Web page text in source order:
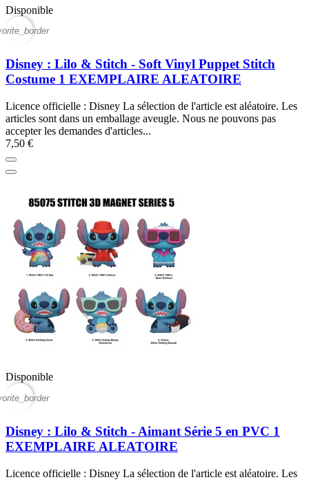
Disponible
Disney : Lilo & Stitch - Soft Vinyl Puppet Stitch
Costume 1 EXEMPLAIRE ALEATOIRE
Licence officielle : Disney La sélection de l'article est aléatoire. Les
articles sont dans un emballage aveugle. Nous ne pouvons pas
accepter les demandes d'articles...
7,50 €
Disponible
Disney : Lilo & Stitch - Aimant Série 5 en PVC 1
EXEMPLAIRE ALEATOIRE
Licence officielle : Disney La sélection de l'article est aléatoire. Les